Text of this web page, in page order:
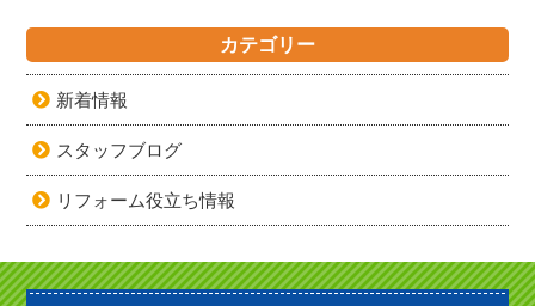
カテゴリー
新着情報
スタッフブログ
リフォーム役立ち情報